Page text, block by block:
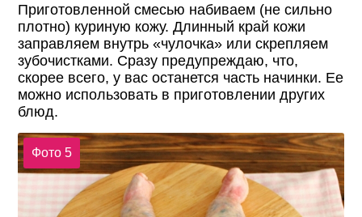
Приготовленной смесью набиваем (не сильно
плотно) куриную кожу. Длинный край кожи
заправляем внутрь «чулочка» или скрепляем
зубочистками. Сразу предупреждаю, что,
скорее всего, у вас останется часть начинки. Ее
можно использовать в приготовлении других
блюд.
Фото 5